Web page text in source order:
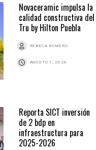
Novaceramic impulsa la
calidad constructiva del
Tru by Hilton Puebla
REBECA ROMERO
AGOSTO 7, 2026
Reporta SICT inversión
de 2 bdp en
infraestructura para
2025-2026